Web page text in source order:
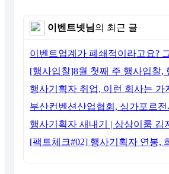
이벤트넷님의 최근 글